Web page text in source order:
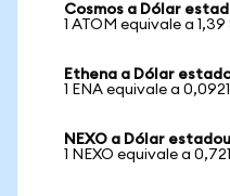
Cosmos a Dólar
1 ATOM equivale a 1,39
Ethena a Dólar
1 ENA equivale a
NEXO a Dólar
1 NEXO equivale a